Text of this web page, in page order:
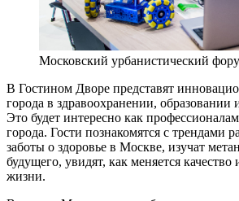
Московский урбанистический
В Гостином Дворе представят
города в здравоохранении, образовании
Это будет интересно как
города. Гости познакомятся с трендами
заботы о здоровье в Москве, изучат
будущего, увидят, как меняется
жизни.